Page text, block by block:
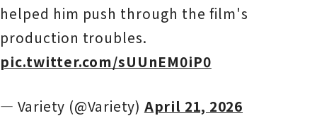
helped him push through the film's
production troubles.
pic.twitter.com/sUUnEM0iP0
— Variety (@Variety) April 21, 2026